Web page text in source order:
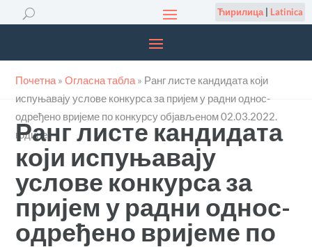
Ћирилица| Latinica
Почетна »Огласна табла » Ранг листе кандидата који
испуњавају услове конкурса за пријем у радни однос-
одређено вријеме по конкурсу објављеном 02.03.2022.
године
Ранг листе кандидата
који испуњавају
услове конкурса за
пријем у радни однос-
одређено вријеме по